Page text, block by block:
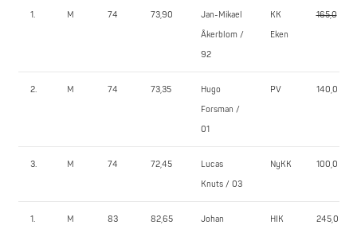
1. M 74 73,90
Jan-Mikael
Åkerblom /
92
KK
Eken
165,0
2. M 74 73,35
Hugo
Forsman /
01
PV 140,0
3. M 74 72,45
Lucas
Knuts / 03
NyKK 100,0
1. M 83 82,65
Johan
HIK 245,0